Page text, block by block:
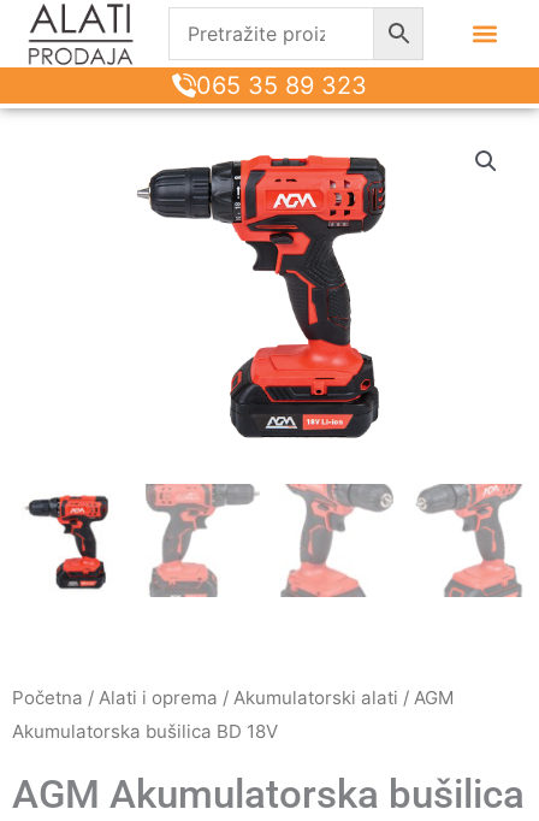
065 35 89 323
Početna / Alati i oprema / Akumulatorski alati / AGM
Akumulatorska bušilica BD 18V
AGM Akumulatorska bušilica